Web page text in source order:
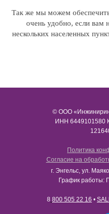
Так же мы можем
очень удобно, если вам
нескольких населенных
© ООО
ИНН​​​​​​​ 6449101580
Политика
Согласие на
г. Энгельс, ул.
График
8 800 505 22 16 •